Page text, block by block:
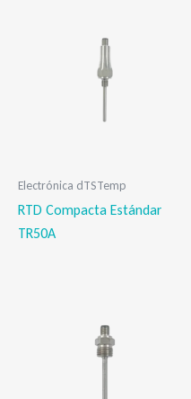
Electrónica dTSTemp
RTD Compacta Estándar
TR50A